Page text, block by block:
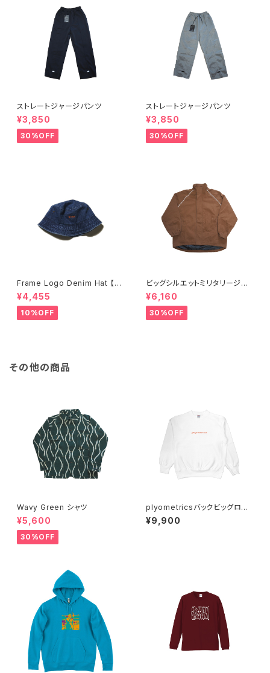
ストレートジャージパンツ
¥3,850
30%OFF
ストレートジャージパンツ
¥3,850
30%OFF
Frame Logo Denim Hat 【Fr
ame】
¥4,455
10%OFF
ビッグシルエットミリタリージャ
ケット
¥6,160
30%OFF
その他の商品
Wavy Green シャツ
¥5,600
30%OFF
plyometricsバックビッグロゴ
スウェット【CROSSJAM】
¥9,900